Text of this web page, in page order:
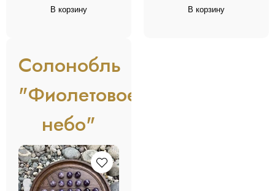
В корзину В корзину
Солонобль
"Фиолетовое
небо"